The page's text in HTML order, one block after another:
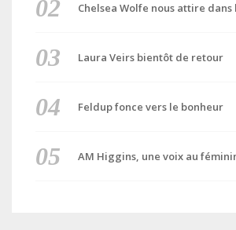
Chelsea Wolfe nous attire dans
Laura Veirs bientôt de retour
Feldup fonce vers le bonheur
AM Higgins, une voix au